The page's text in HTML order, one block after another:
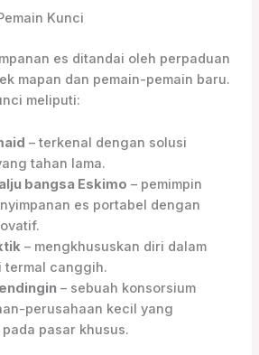
Kunci
es ditandai oleh perpaduan
mapan dan pemain-pemain baru.
meliputi:
– terkenal dengan solusi
tahan lama.
bangsa Eskimo – pemimpin
es portabel dengan
– mengkhususkan diri dalam
termal canggih.
– sebuah konsorsium
perusahaan kecil yang
pasar khusus.